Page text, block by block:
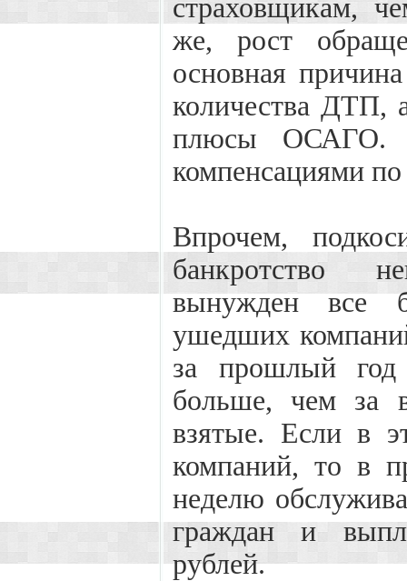
страховщикам,
же, рост
основная
количества ДТП,
плюсы ОСАГО.
компенсациями
Впрочем,
банкротство
вынужден все
ушедших
за прошлый
больше, чем за
взятые. Если в
компаний, то в
неделю
граждан и
рублей.